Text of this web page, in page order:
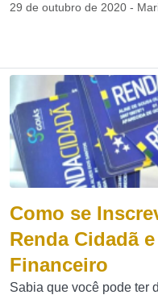
29 de outubro de 2020 -
Como se
Renda Cidadã
Financeiro
Sabia que você pode ter